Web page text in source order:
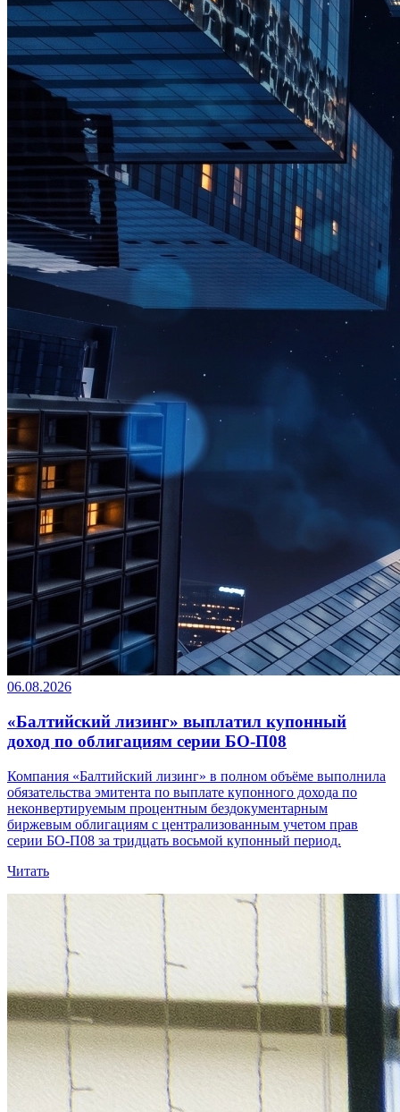
06.08.2026
«Балтийский лизинг» выплатил купонный
доход по облигациям серии БО-П08
Компания «Балтийский лизинг» в полном объёме выполнила
обязательства эмитента по выплате купонного дохода по
неконвертируемым процентным бездокументарным
биржевым облигациям с централизованным учетом прав
серии БО-П08 за тридцать восьмой купонный период.
Читать